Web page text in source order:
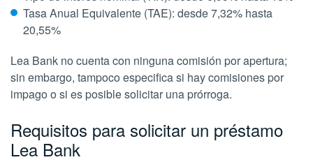
Tasa Anual Equivalente (TAE): desde 7,32% hasta
20,55%
Lea Bank no cuenta con ninguna comisión por apertura;
sin embargo, tampoco especifica si hay comisiones por
impago o si es posible solicitar una prórroga.
Requisitos para solicitar un préstamo
Lea Bank